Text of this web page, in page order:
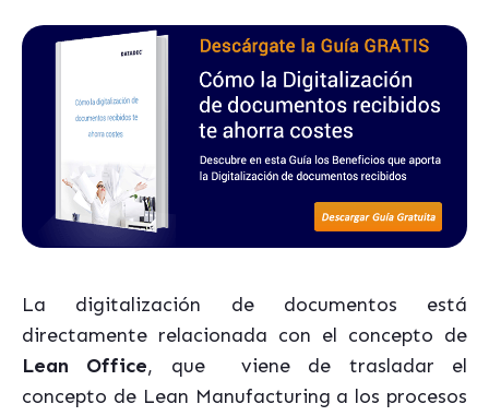
La digitalización de documentos está
directamente relacionada con el concepto de
Lean Office, que viene de trasladar el
concepto de Lean Manufacturing a los procesos